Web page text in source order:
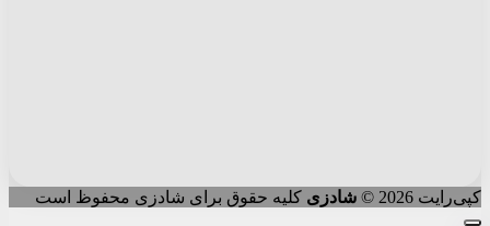
کپی‌رایت 2026 © شادزی کلیه حقوق برای شادزی محفوظ است